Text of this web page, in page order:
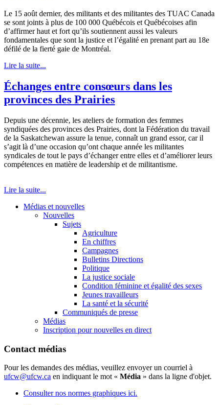
Le 15 août dernier, des militants et des militantes des TUAC Canada
se sont joints à plus de 100 000 Québécois et Québécoises afin
d’affirmer haut et fort qu’ils soutiennent aussi les valeurs
fondamentales que sont la justice et l’égalité en prenant part au 18e
défilé de la fierté gaie de Montréal.
Lire la suite...
Échanges entre consœurs dans les
provinces des Prairies
Depuis une décennie, les ateliers de formation des femmes
syndiquées des provinces des Prairies, dont la Fédération du travail
de la Saskatchewan assure la tenue, connaît un grand essor, car il
s’agit là d’une occasion qu’ont chaque année les militantes
syndicales de tout le pays d’échanger entre elles et d’améliorer leurs
compétences en matière de leadership et de militantisme.
Lire la suite...
Médias et nouvelles
Nouvelles
Sujets
Agriculture
En chiffres
Campagnes
Bulletins Directions
Politique
La justice sociale
Condition féminine et égalité des sexes
Jeunes travailleurs
La santé et la sécurité
Communiqués de presse
Médias
Inscription pour nouvelles en direct
Contact médias
Pour les demandes des médias, veuillez envoyer un courriel à
ufcw@ufcw.ca en indiquant le mot « Média » dans la ligne d'objet.
Consulter nos normes graphiques ici.